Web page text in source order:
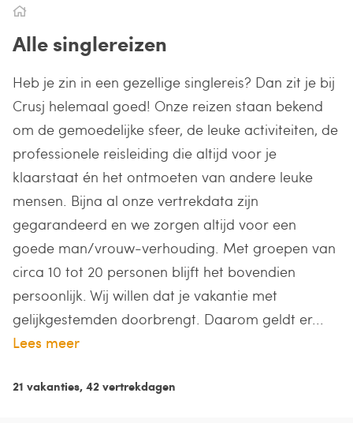
Alle singlereizen
Heb je zin in een gezellige singlereis? Dan zit je bij
Crusj helemaal goed! Onze reizen staan bekend
om de gemoedelijke sfeer, de leuke activiteiten, de
professionele reisleiding die altijd voor je
klaarstaat én het ontmoeten van andere leuke
mensen. Bijna al onze vertrekdata zijn
gegarandeerd en we zorgen altijd voor een
goede man/vrouw-verhouding. Met groepen van
circa 10 tot 20 personen blijft het bovendien
persoonlijk. Wij willen dat je vakantie met
gelijkgestemden doorbrengt. Daarom geldt er...
Lees meer
21 vakanties, 42 vertrekdagen